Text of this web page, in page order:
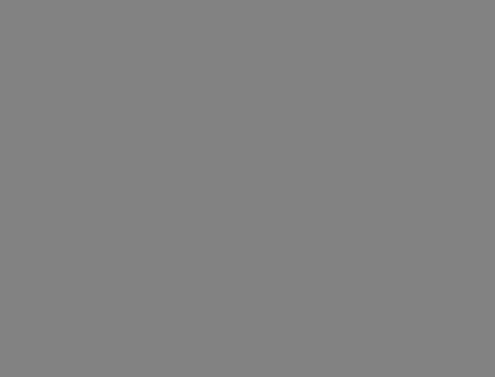
με τον τρόπο
χρήστης
ιστότοπο και
που μπορεί να
χρήστης πριν
λόγω ιστότοπο.
και
ότι οι
συνδεδεμένοι
είναι
της
με